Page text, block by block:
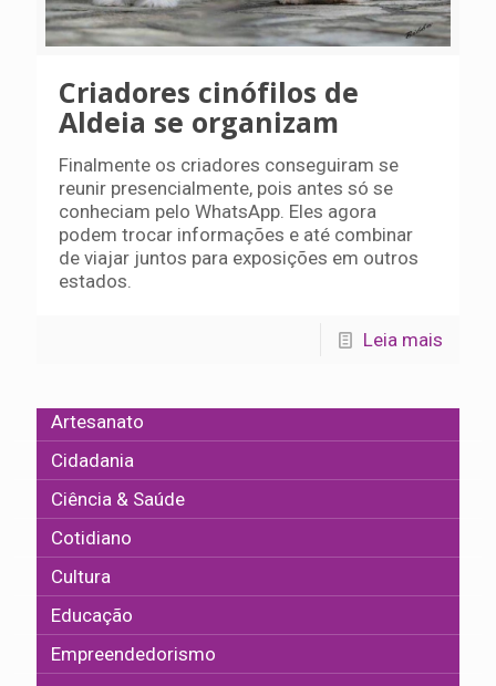
Criadores cinófilos de
Aldeia se organizam
Finalmente os criadores conseguiram se
reunir presencialmente, pois antes só se
conheciam pelo WhatsApp. Eles agora
podem trocar informações e até combinar
de viajar juntos para exposições em outros
estados.
Leia mais
Artesanato
Cidadania
Ciência & Saúde
Cotidiano
Cultura
Educação
Empreendedorismo